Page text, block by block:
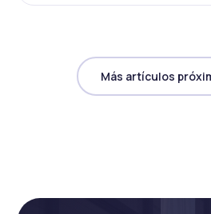
Más artículos